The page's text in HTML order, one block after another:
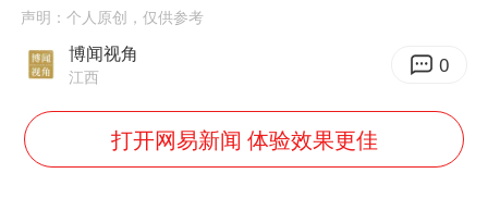
24小时不关空调 电费会更低吗
中国养老床位“三连降”
哪吒汽车南宁工厂设备降价20%拍卖
声明：个人原创，仅供参考
博闻视角
江西 0
打开网易新闻 体验效果更佳